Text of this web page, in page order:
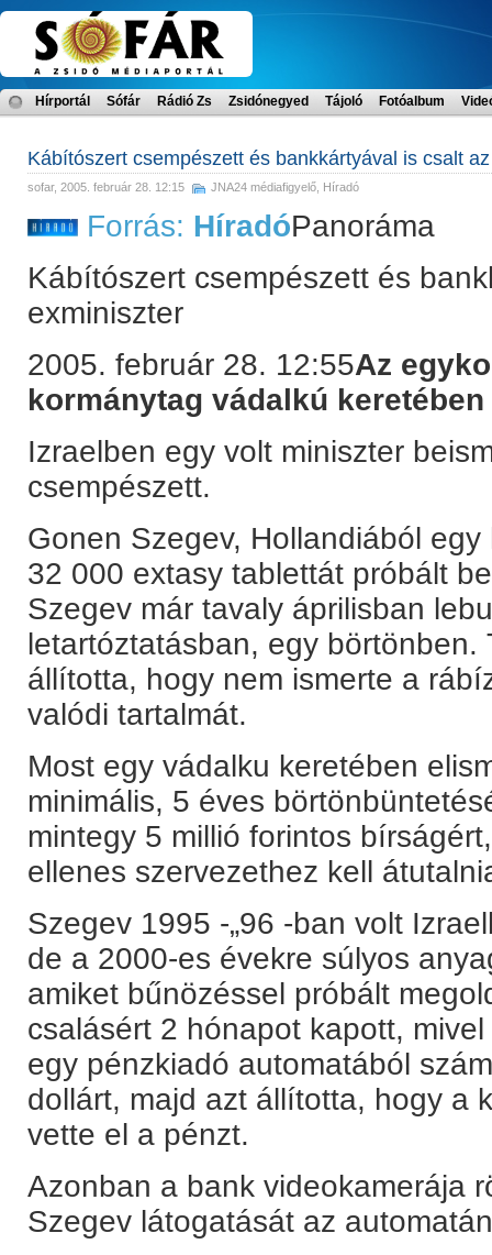
Hírportál Sófár Rádió Zs Zsidónegyed Tájoló Fotóalbum
Kábítószert csempészett és bankkártyával is csalt
sofar, 2005. február 28. 12:15 JNA24 médiafigyelő Híradó
Forrás: HíradóPanoráma
Kábítószert csempészett és
exminiszter
2005. február 28. 12:55Az
kormánytag vádalkú
Izraelben egy volt miniszter
csempészett.
Gonen Szegev, Hollandiából
32 000 extasy tablettát próbált
Szegev már tavaly áprilisban
letartóztatásban, egy börtönben.
állította, hogy nem ismerte a
valódi tartalmát.
Most egy vádalku keretében
minimális, 5 éves
mintegy 5 millió forintos
ellenes szervezethez kell
Szegev 1995 -„96 -ban volt
de a 2000-es évekre súlyos
amiket bűnözéssel próbált
csalásért 2 hónapot kapott,
egy pénzkiadó automatából
dollárt, majd azt állította, hogy a
vette el a pénzt.
Azonban a bank videokamerája
Szegev látogatását az